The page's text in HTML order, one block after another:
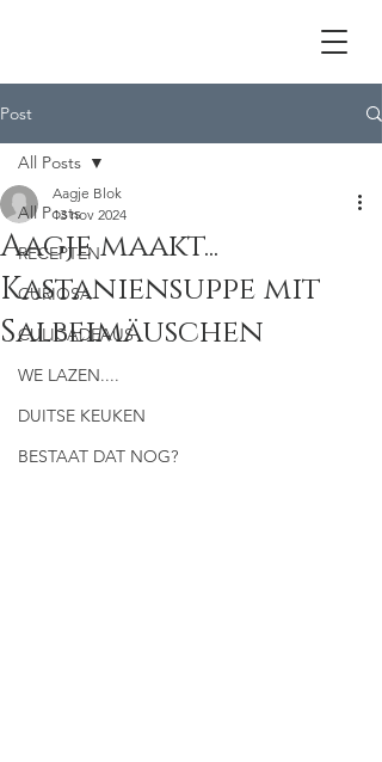
Post
All Posts
RECEPTEN
CURIOSA
CULICADEAUS
WE LAZEN....
DUITSE KEUKEN
BESTAAT DAT NOG?
All Posts
Aagje maakt...
Kastaniensuppe mit
Salbeimäuschen
Aagje Blok
13 nov 2024